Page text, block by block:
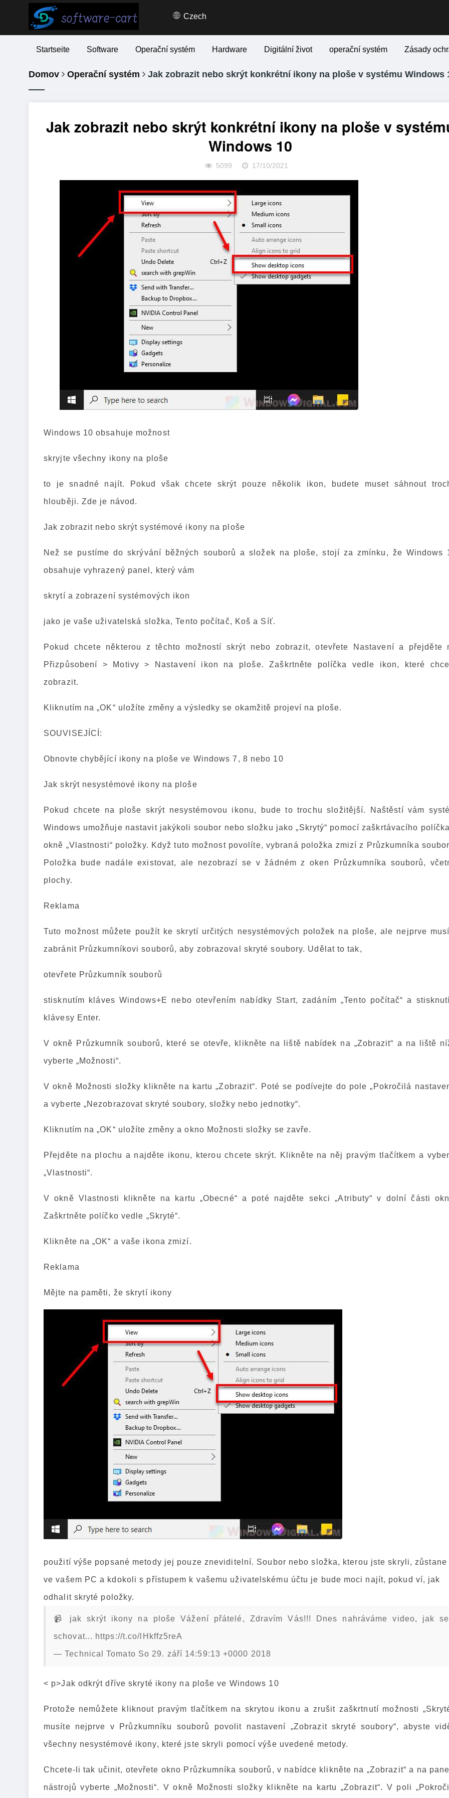
Czech
Startseite Software Operační systém Hardware Digitální život operační systém Zásady
Domov Operační systém Jak zobrazit nebo skrýt konkrétní ikony na ploše v systému Windows
Jak zobrazit nebo skrýt konkrétní ikony na ploše v
Windows 10
5099 17/10/2021
Windows 10 obsahuje možnost
skryjte všechny ikony na ploše
to je snadné najít. Pokud však chcete skrýt pouze několik ikon, budete muset sáhnout
hlouběji. Zde je návod.
Jak zobrazit nebo skrýt systémové ikony na ploše
Než se pustíme do skrývání běžných souborů a složek na ploše, stojí za zmínku, že Windows
obsahuje vyhrazený panel, který vám
skrytí a zobrazení systémových ikon
jako je vaše uživatelská složka, Tento počítač, Koš a Síť.
Pokud chcete některou z těchto možností skrýt nebo zobrazit, otevřete Nastavení a přejděte
Přizpůsobení > Motivy > Nastavení ikon na ploše. Zaškrtněte políčka vedle ikon, které
zobrazit.
Kliknutím na „OK“ uložíte změny a výsledky se okamžitě projeví na ploše.
SOUVISEJÍCÍ:
Obnovte chybějící ikony na ploše ve Windows 7, 8 nebo 10
Jak skrýt nesystémové ikony na ploše
Pokud chcete na ploše skrýt nesystémovou ikonu, bude to trochu složitější. Naštěstí vám
Windows umožňuje nastavit jakýkoli soubor nebo složku jako „Skrytý“ pomocí zaškrtávacího
okně „Vlastnosti“ položky. Když tuto možnost povolíte, vybraná položka zmizí z Průzkumníka
Položka bude nadále existovat, ale nezobrazí se v žádném z oken Průzkumníka souborů,
plochy.
Reklama
Tuto možnost můžete použít ke skrytí určitých nesystémových položek na ploše, ale nejprve
zabránit Průzkumníkovi souborů, aby zobrazoval skryté soubory. Udělat to tak,
otevřete Průzkumník souborů
stisknutím kláves Windows+E nebo otevřením nabídky Start, zadáním „Tento počítač“ a
klávesy Enter.
V okně Průzkumník souborů, které se otevře, klikněte na liště nabídek na „Zobrazit“ a na liště
vyberte „Možnosti“.
V okně Možnosti složky klikněte na kartu „Zobrazit“. Poté se podívejte do pole „Pokročilá
a vyberte „Nezobrazovat skryté soubory, složky nebo jednotky“.
Kliknutím na „OK“ uložíte změny a okno Možnosti složky se zavře.
Přejděte na plochu a najděte ikonu, kterou chcete skrýt. Klikněte na něj pravým tlačítkem a
„Vlastnosti“.
V okně Vlastnosti klikněte na kartu „Obecné“ a poté najděte sekci „Atributy“ v dolní části
Zaškrtněte políčko vedle „Skryté“.
Klikněte na „OK“ a vaše ikona zmizí.
Reklama
Mějte na paměti, že skrytí ikony
použití výše popsané metody jej pouze zneviditelní. Soubor nebo složka, kterou jste skryli, zůstane
ve vašem PC a kdokoli s přístupem k vašemu uživatelskému účtu je bude moci najít, pokud ví, jak
odhalit skryté položky.
📹 jak skrýt ikony na ploše Vážení přátelé, Zdravím Vás!!! Dnes nahráváme video, jak se
schovat... https://t.co/lHkffz5reA
— Technical Tomato So 29. září 14:59:13 +0000 2018
< p>Jak odkrýt dříve skryté ikony na ploše ve Windows 10
Protože nemůžete kliknout pravým tlačítkem na skrytou ikonu a zrušit zaškrtnutí možnosti
musíte nejprve v Průzkumníku souborů povolit nastavení „Zobrazit skryté soubory“, abyste
všechny nesystémové ikony, které jste skryli pomocí výše uvedené metody.
Chcete-li tak učinit, otevřete okno Průzkumníka souborů, v nabídce klikněte na „Zobrazit“ a na
nástrojů vyberte „Možnosti“. V okně Možnosti složky klikněte na kartu „Zobrazit“. V poli